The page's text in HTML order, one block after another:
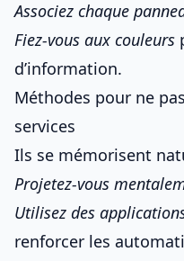
Associez chaque
Fiez-vous aux couleurs
d’information.
Méthodes pour ne
services
Ils se mémorisent
Projetez-vous
Utilisez des
renforcer les